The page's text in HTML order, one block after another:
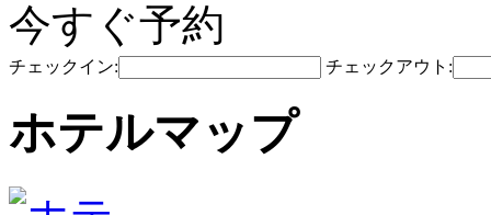
今すぐ予約
チェックイン: チェックアウト:
ホテルマップ